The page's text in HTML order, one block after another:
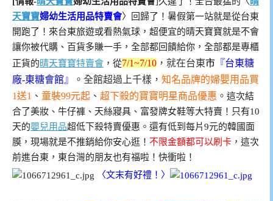
天寶寶婦幼生活用品特賣會〉回歸了！暑假第一站就是從台東
開跑了！來台東旅遊或看熱氣球，超便宜的晴天寶寶就是不會
讓你被代購、百貨多賺一手，全部都回饋給你，全部都是專櫃
正貨的晴天寶寶特賣會 ，從7/1~7/10 ，就在台東市 『台東糖
廠-東糖會館』 。全館超過上千樣， 知名品牌的婦嬰用品買
1送1 、 童裝99元起 、 超下殺的寶寶明星商品優惠 。 這次結
合了美妝、牛仔褲、天絲寢具、富發牌女鞋等大特賣！只有10
天的嬰兒用品超低下殺特賣優惠。還有低到每片9元的韓國面
膜，現場就是不推銷給你安心逛！ 不限金額都可以刷卡 ，這次
前進台東，東台灣的朋友也有福啦！快衝啦！
〈文末有好禮！〉